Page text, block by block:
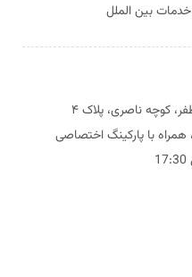
خدمات بین الملل
تهران، جردن شمالی، بالاتر از ظفر، کوچه ناصری، پلاک ۴